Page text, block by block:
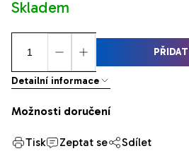
cena:
Skladem
Možnosti doručení
Detailní informace
Tisk Zeptat se Sdílet